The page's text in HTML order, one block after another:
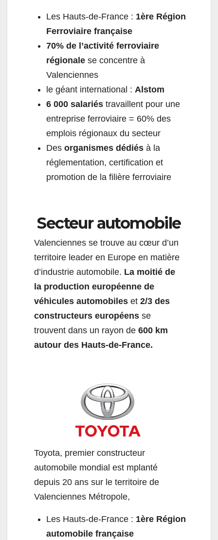
Les Hauts-de-France : 1ère Région
Ferroviaire française
70% de l’activité ferroviaire
régionale se concentre à
Valenciennes
le géant international : Alstom
6 000 salariés travaillent pour une
entreprise ferroviaire = 60% des
emplois régionaux du secteur
Des organismes dédiés à la
réglementation, certification et
promotion de la filière ferroviaire
Secteur automobile
Valenciennes se trouve au cœur d’un
territoire leader en Europe en matière
d’industrie automobile. La moitié de
la production européenne de
véhicules automobiles et 2/3 des
constructeurs européens se
trouvent dans un rayon de 600 km
autour des Hauts-de-France.
Toyota, premier constructeur
automobile mondial est mplanté
depuis 20 ans sur le territoire de
Valenciennes Métropole,
Les Hauts-de-France : 1ère Région
automobile française